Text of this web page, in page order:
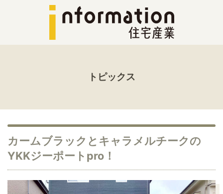
トピックス
カームブラックとキャラメルチークの
YKKジーポートpro！